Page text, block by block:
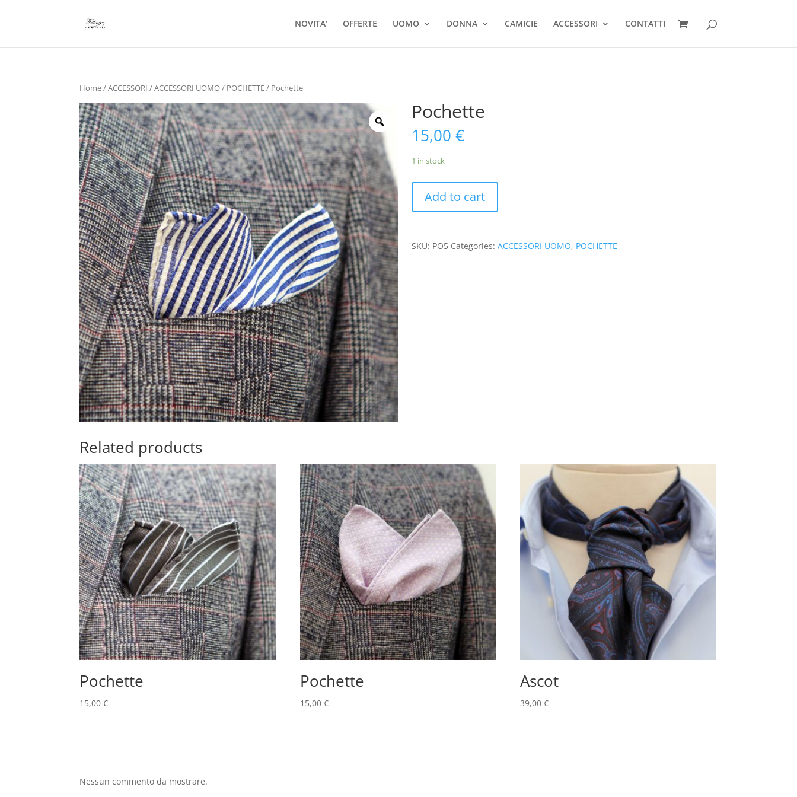
NOVITA’ OFFERTE UOMO DONNA CAMICIE ACCESSORI CONTATTI
Home/ACCESSORI /ACCESSORI UOMO/ POCHETTE/ Pochette
Pochette
15,00 €
1 in stock
Add to cart
SKU: PO5 Categories: ACCESSORI UOMO, POCHETTE
Related products
Pochette
15,00€
Pochette
15,00 €
Ascot
39,00€
Nessun commento da mostrare.